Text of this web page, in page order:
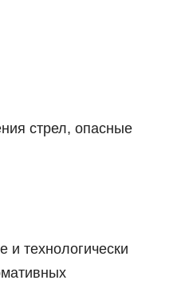
стрел, опасные
и технологически